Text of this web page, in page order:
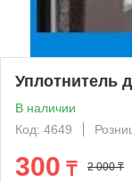
Уплотнитель
В наличии
Код: 4649
300 ₸ 2 000 ₸